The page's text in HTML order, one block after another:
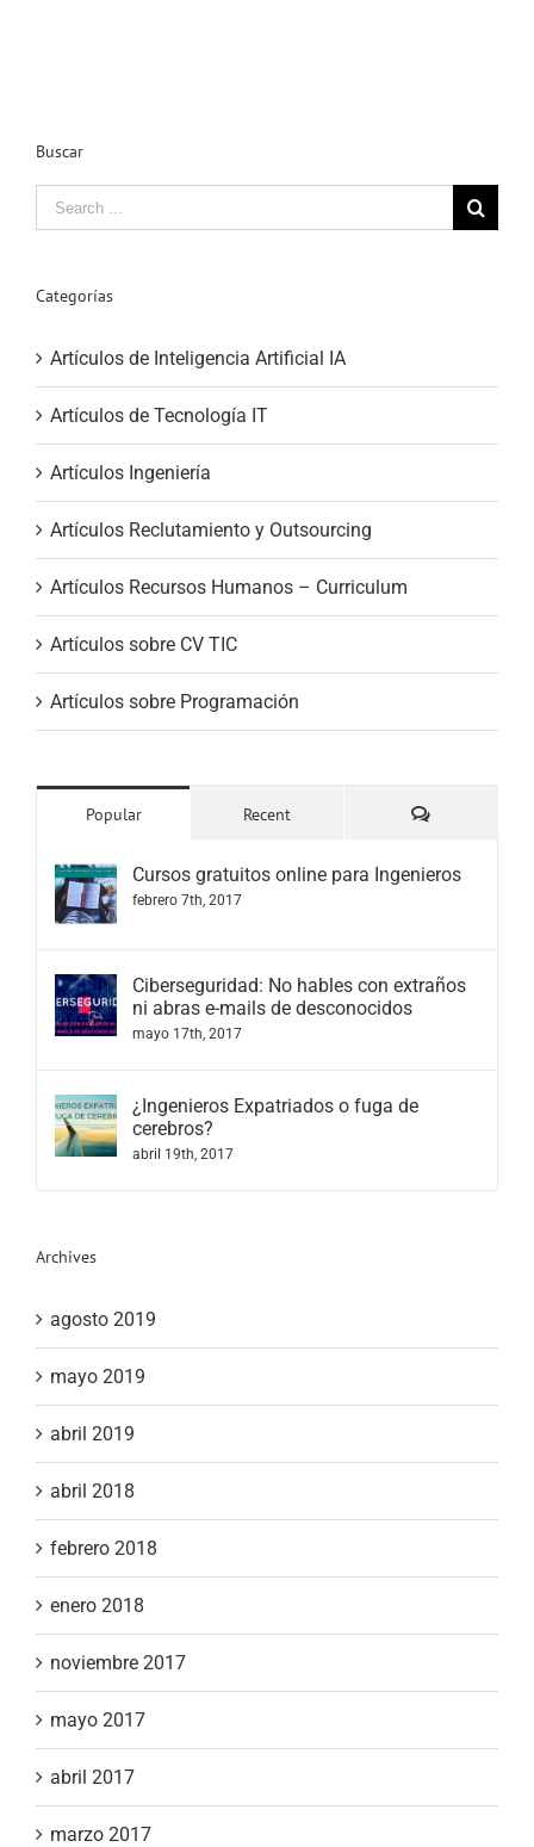
Buscar
Search
for:
Categorías
Artículos de Inteligencia Artificial IA
Artículos de Tecnología IT
Artículos Ingeniería
Artículos Reclutamiento y Outsourcing
Artículos Recursos Humanos – Curriculum
Artículos sobre CV TIC
Artículos sobre Programación
Popular Recent Comments
Cursos gratuitos online para Ingenieros
febrero 7th, 2017
Ciberseguridad: No hables con extraños
ni abras e-mails de desconocidos
mayo 17th, 2017
¿Ingenieros Expatriados o fuga de
cerebros?
abril 19th, 2017
Archives
agosto 2019
mayo 2019
abril 2019
abril 2018
febrero 2018
enero 2018
noviembre 2017
mayo 2017
abril 2017
marzo 2017